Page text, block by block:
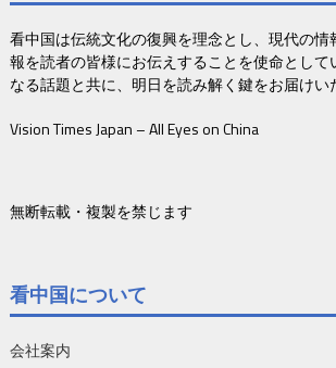
看中国は伝統文化の復興を理念とし、現代の
報を読者の皆様にお伝えすることを使命として
なる話題と共に、明日を読み解く鍵をお届けい
Vision Times Japan – All Eyes on China
無断転載・複製を禁じます
看中国について
会社案内